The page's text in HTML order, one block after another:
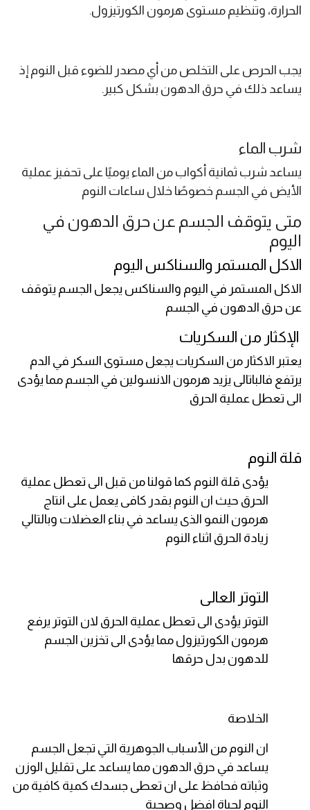
الحرارة، وتنظيم مستوى هرمون الكورتيزول.
يجب الحرص على التخلص من أي مصدر للضوء قبل النوم إذ
يساعد ذلك في حرق الدهون بشكل كبير.
شرب الماء
يساعد شرب ثمانية أكواب من الماء يوميًا على تحفيز عملية
الأيض في الجسم خصوصًا خلال ساعات النوم
متى يتوقف الجسم عن حرق الدهون في
اليوم
الاكل المستمر والسناكس اليوم
الاكل المستمر في اليوم والسناكس يجعل الجسم يتوقف
عن حرق الدهون في الجسم
الإكثار من السكريات
يعتبر الاكثار من السكريات يجعل مستوى السكر في الدم
يرتفع فالباتالى يزيد هرمون الانسولين في الجسم مما يؤدى
الى تعطل عملية الحرق
قلة النوم
يؤدى قلة النوم كما قولنا من قبل الى تعطل عملية
الحرق حيث ان النوم بقدر كافى يعمل على انتاج
هرمون النمو الذى يساعد في بناء العضلات وبالتالي
زيادة الحرق اثناء النوم
التوتر العالى
التوتر يؤدى الى تعطل عملية الحرق لان التوتر يرفع
هرمون الكورتيزول مما يؤدى الى تخزين الجسم
للدهون بدل حرقها
الخلاصة
ان النوم من الأسباب الجوهرية التي تجعل الجسم
يساعد في حرق الدهون مما يساعد على تقليل الوزن
وثباته فحافظ على ان تعطى جسدك كمية كافية من
النوم لحياة افضل وصحية